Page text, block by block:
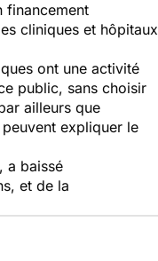
financement
cliniques et hôpitaux
ont une activité
public, sans choisir
ailleurs que
expliquer le
a baissé
et de la